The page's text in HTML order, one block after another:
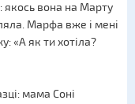
якось вона на Марту
Марфа вже і мені
«А як ти хотіла?
мама Соні